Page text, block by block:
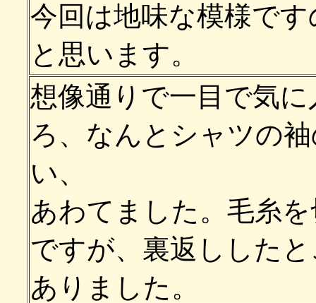
今回は地味な模様で
と思います。
想像通りで一目で気
ろ、なんとシャツの
い、
あわてました。毛糸
ですが、裏返しした
ありました。